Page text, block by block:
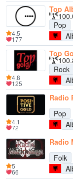
Top
Pop
4.5
177
Top
Rock
4.8
125
Radio
Pop
4.1
72
Radio
Folk
5
66